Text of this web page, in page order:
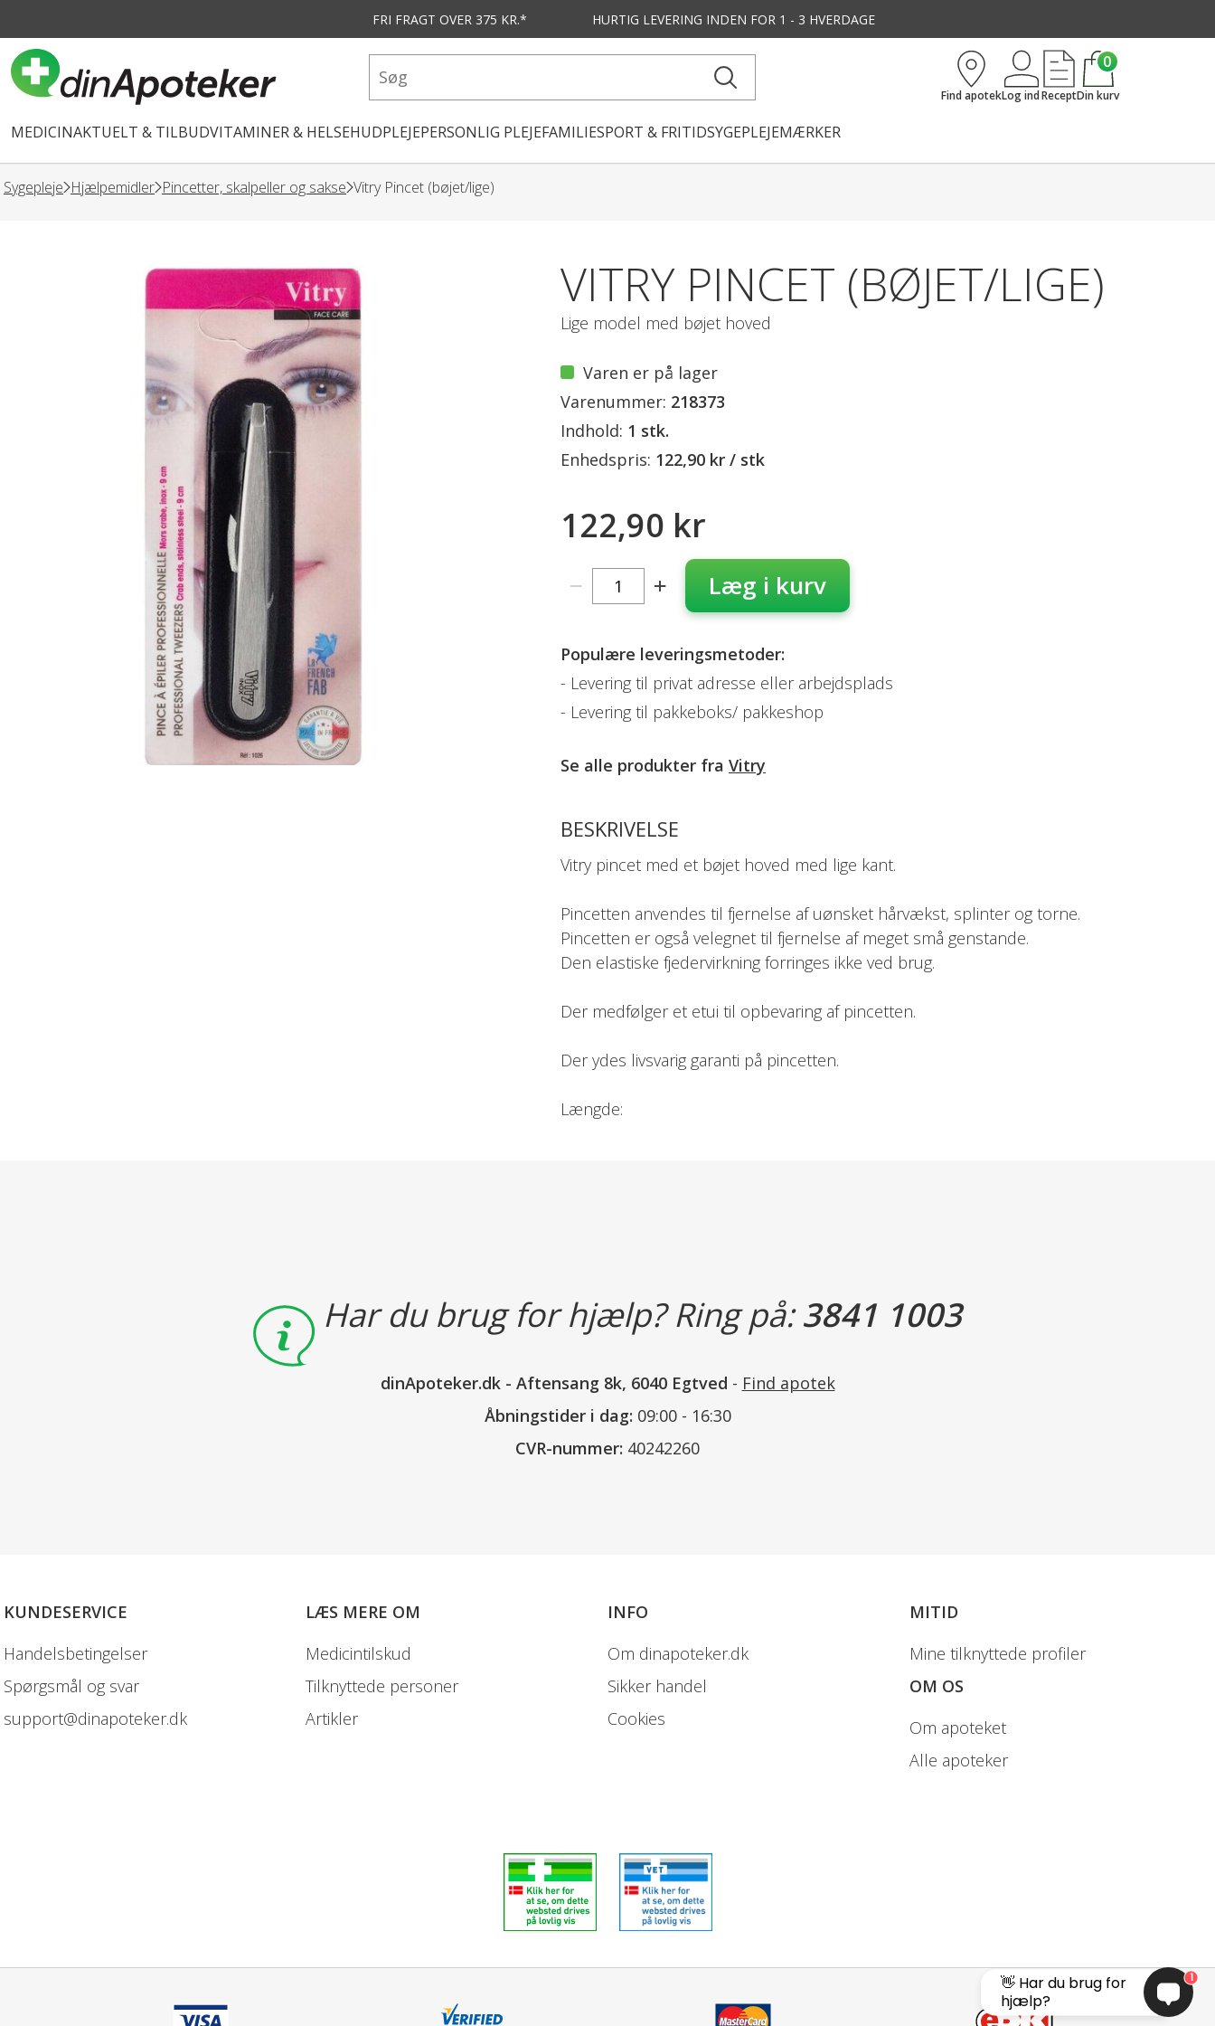
FRI FRAGT OVER 375 KR.* HURTIG LEVERING INDEN FOR 1 - 3 HVERDAGE
MEDICINAKTUELT & TILBUDVITAMINER & HELSEHUDPLEJEPERSONLIG PLEJEFAMILIESPORT & FRITIDSYGEPLEJEMÆRKER
Find apotekLog indRecept
0
Din kurv
Sygepleje Hjælpemidler Pincetter, skalpeller og sakse Vitry Pincet (bøjet/lige)
VITRY PINCET (BØJET/LIGE)
Lige model med bøjet hoved
Varen er på lager
Varenummer: 218373
Indhold: 1 stk.
Enhedspris: 122,90 kr / stk
122,90 kr
Læg i kurv
Populære leveringsmetoder:
Levering til privat adresse eller arbejdsplads
Levering til pakkeboks/ pakkeshop
Se alle produkter fra Vitry
BESKRIVELSE
Vitry pincet med et bøjet hoved med lige kant.
Pincetten anvendes til fjernelse af uønsket hårvækst, splinter og torne.
Pincetten er også velegnet til fjernelse af meget små genstande.
Den elastiske fjedervirkning forringes ikke ved brug.
Der medfølger et etui til opbevaring af pincetten.
Der ydes livsvarig garanti på pincetten.
Længde:
på fotoet.
Læs mere
Har du brug for hjælp? Ring på:3841 1003
dinApoteker.dk- Aftensang 8k, 6040 Egtved - Find apotek
Åbningstider i dag: 09:00 - 16:30
CVR-nummer: 40242260
KUNDESERVICE
Handelsbetingelser
Spørgsmål og svar
support@dinapoteker.dk
LÆS MERE OM
Medicintilskud
Tilknyttede personer
Artikler
INFO
Om dinapoteker.dk
Sikker handel
Cookies
MITID
Mine tilknyttede profiler
OM OS
Om apoteket
Alle apoteker
👋 Har du brug for
hjælp?
1